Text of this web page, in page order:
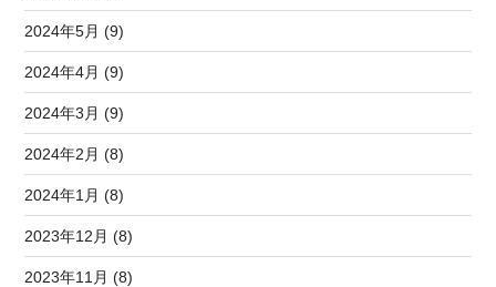
2024年5月 (9)
2024年4月 (9)
2024年3月 (9)
2024年2月 (8)
2024年1月 (8)
2023年12月 (8)
2023年11月 (8)